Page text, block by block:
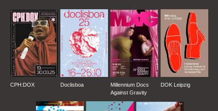
CPH:DOX Doclisboa
Millennium Docs
Against Gravity
DOK Leipzig